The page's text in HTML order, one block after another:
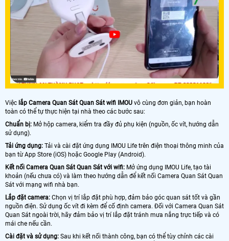
Việc lắp Camera Quan Sát Quan Sát wifi IMOU vô cùng đơn giản, bạn hoàn
toàn có thể tự thực hiện tại nhà theo các bước sau:
Chuẩn bị: Mở hộp camera, kiểm tra đầy đủ phụ kiện (nguồn, ốc vít, hướng dẫn
sử dụng).
Tải ứng dụng: Tải và cài đặt ứng dụng IMOU Life trên điện thoại thông minh của
bạn từ App Store (iOS) hoặc Google Play (Android).
Kết nối Camera Quan Sát Quan Sát với wifi: Mở ứng dụng IMOU Life, tạo tài
khoản (nếu chưa có) và làm theo hướng dẫn để kết nối Camera Quan Sát Quan
Sát với mạng wifi nhà bạn.
Lắp đặt camera: Chọn vị trí lắp đặt phù hợp, đảm bảo góc quan sát tốt và gần
nguồn điện. Sử dụng ốc vít đi kèm để cố định camera. Đối với Camera Quan Sát
Quan Sát ngoài trời, hãy đảm bảo vị trí lắp đặt tránh mưa nắng trực tiếp và có
mái che nếu cần.
Cài đặt và sử dụng: Sau khi kết nối thành công, bạn có thể tùy chỉnh các cài